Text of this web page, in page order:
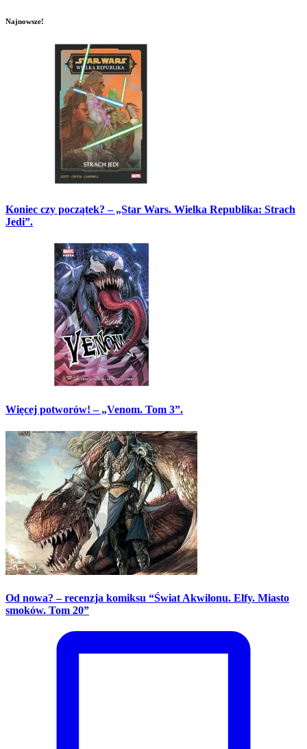
Najnowsze!
Koniec czy początek? – „Star Wars. Wielka Republika: Strach
Jedi”.
Więcej potworów! – „Venom. Tom 3”.
Od nowa? – recenzja komiksu “Świat Akwilonu. Elfy. Miasto
smoków. Tom 20”